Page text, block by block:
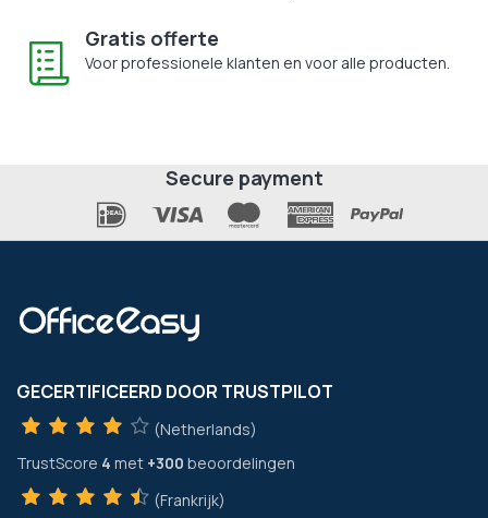
Gratis offerte
Voor professionele klanten en voor alle producten.
Secure payment
GECERTIFICEERD DOOR TRUSTPILOT
(Netherlands)
TrustScore 4 met +300 beoordelingen
(Frankrijk)